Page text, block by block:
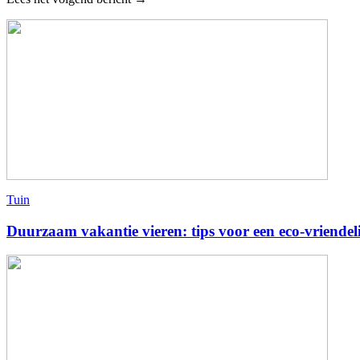
Tuin
Duurzaam vakantie vieren: tips voor een eco-